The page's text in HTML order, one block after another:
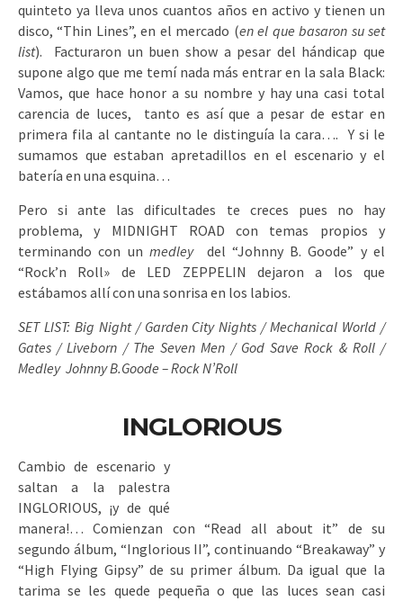
quinteto ya lleva unos cuantos años en activo y tienen un
disco, “Thin Lines”, en el mercado (en el que basaron su set
list). Facturaron un buen show a pesar del hándicap que
supone algo que me temí nada más entrar en la sala Black:
Vamos, que hace honor a su nombre y hay una casi total
carencia de luces, tanto es así que a pesar de estar en
primera fila al cantante no le distinguía la cara…. Y si le
sumamos que estaban apretadillos en el escenario y el
batería en una esquina…
Pero si ante las dificultades te creces pues no hay
problema, y MIDNIGHT ROAD con temas propios y
terminando con un medley
del “Johnny B. Goode” y el
“Rock’n Roll» de LED ZEPPELIN dejaron a los que
estábamos allí con una sonrisa en los labios.
SET LIST: Big Night / Garden City Nights / Mechanical World /
Gates / Liveborn / The Seven Men / God Save Rock & Roll /
Medley Johnny B.Goode – Rock N’Roll
INGLORIOUS
Cambio de escenario y
saltan a la palestra
INGLORIOUS, ¡y de qué
manera!… Comienzan con “Read all about it” de su
segundo álbum, “Inglorious II”, continuando “Breakaway” y
“High Flying Gipsy” de su primer álbum. Da igual que la
tarima se les quede pequeña o que las luces sean casi